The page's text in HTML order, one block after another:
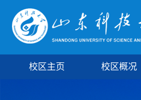
校区主页 校区概况